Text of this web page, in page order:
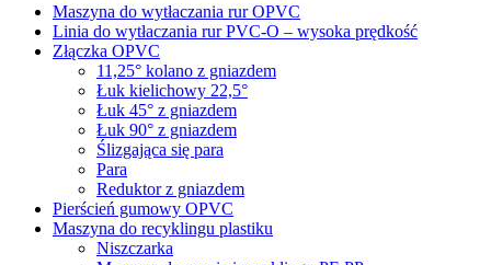
Maszyna do wytłaczania rur OPVC
Linia do wytłaczania rur PVC-O – wysoka prędkość
Złączka OPVC
11,25° kolano z gniazdem
Łuk kielichowy 22,5°
Łuk 45° z gniazdem
Łuk 90° z gniazdem
Ślizgająca się para
Para
Reduktor z gniazdem
Pierścień gumowy OPVC
Maszyna do recyklingu plastiku
Niszczarka